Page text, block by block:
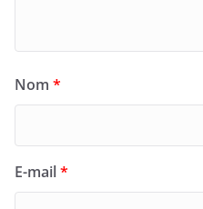
Nom *
E-mail*